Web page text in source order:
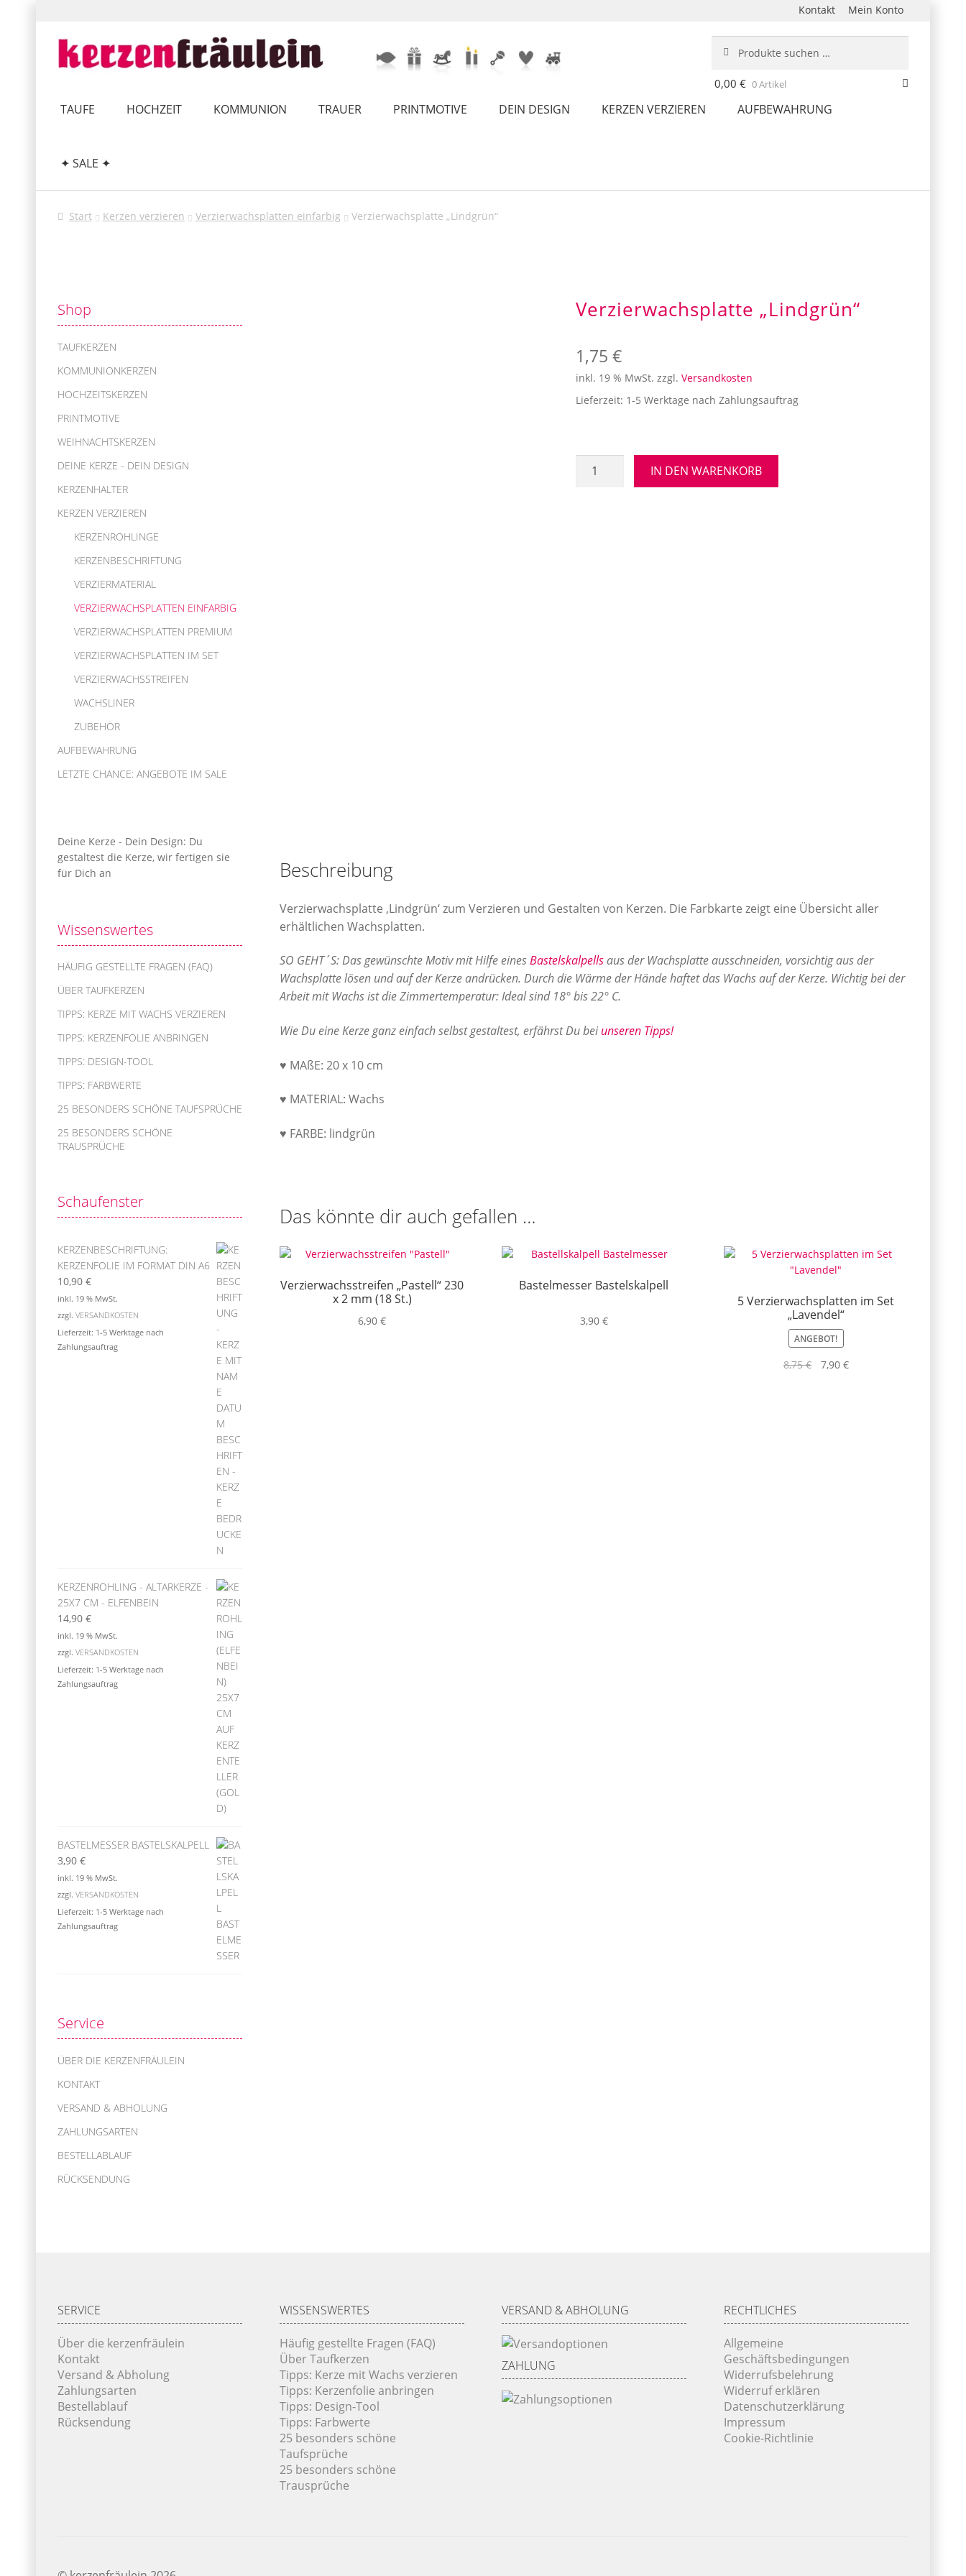
springen
springen
Kontakt Mein Konto
nach:
TAUFE HOCHZEIT KOMMUNION TRAUER PRINTMOTIVE DEIN DESIGN KERZEN VERZIEREN AUFBEWAHRUNG
✦ SALE ✦
0,00 € 0 Artikel
Start Kerzen verzieren Verzierwachsplatten einfarbig Verzierwachsplatte „Lindgrün“
Verzierwachsplatte „Lindgrün“
1,75 €
inkl. 19 % MwSt. zzgl. Versandkosten
Lieferzeit: 1-5 Werktage nach Zahlungsauftrag
VerzierwachsplatteIN DEN WARENKORB
Beschreibung
Verzierwachsplatte ‚Lindgrün‘ zum Verzieren und Gestalten von Kerzen. Die Farbkarte zeigt eine Übersicht aller
erhältlichen Wachsplatten.
SO GEHT´S: Das gewünschte Motiv mit Hilfe einesBastelskalpellsaus der Wachsplatte ausschneiden, vorsichtig aus der
Wachsplatte lösen und auf der Kerze andrücken. Durch die Wärme der Hände haftet das Wachs auf der Kerze. Wichtig bei der
Arbeit mit Wachs ist die Zimmertemperatur: Ideal sind 18° bis 22° C.
Wie Du eine Kerze ganz einfach selbst gestaltest, erfährst Du bei unseren Tipps!
♥ MAßE: 20 x 10 cm
♥ MATERIAL: Wachs
♥ FARBE: lindgrün
Das könnte dir auch gefallen …
Verzierwachsstreifen „Pastell“ 230
x 2 mm (18 St.)
6,90€
Bastelmesser Bastelskalpell
3,90 €
5 Verzierwachsplatten im Set
„Lavendel“
ANGEBOT!
8,75€
Ursprünglicher
7,90 €Aktueller
Shop
TAUFKERZEN
KOMMUNIONKERZEN
HOCHZEITSKERZEN
PRINTMOTIVE
WEIHNACHTSKERZEN
DEINE KERZE - DEIN DESIGN
KERZENHALTER
KERZEN VERZIEREN
KERZENROHLINGE
KERZENBESCHRIFTUNG
VERZIERMATERIAL
VERZIERWACHSPLATTEN EINFARBIG
VERZIERWACHSPLATTEN PREMIUM
VERZIERWACHSPLATTEN IM SET
VERZIERWACHSSTREIFEN
WACHSLINER
ZUBEHÖR
AUFBEWAHRUNG
LETZTE CHANCE: ANGEBOTE IM SALE
Deine Kerze - Dein Design: Du
gestaltest die Kerze, wir fertigen sie
für Dich an
Wissenswertes
HÄUFIG GESTELLTE FRAGEN (FAQ)
ÜBER TAUFKERZEN
TIPPS: KERZE MIT WACHS VERZIEREN
TIPPS: KERZENFOLIE ANBRINGEN
TIPPS: DESIGN-TOOL
TIPPS: FARBWERTE
25 BESONDERS SCHÖNE TAUFSPRÜCHE
25 BESONDERS SCHÖNE
TRAUSPRÜCHE
Schaufenster
KERZENBESCHRIFTUNG:
KERZENFOLIE IM FORMAT DIN A6
10,90 €
inkl. 19 % MwSt.
zzgl. VERSANDKOSTEN
Lieferzeit: 1-5 Werktage nach
Zahlungsauftrag
KERZENROHLING - ALTARKERZE -
25X7 CM - ELFENBEIN
14,90 €
inkl. 19 % MwSt.
zzgl. VERSANDKOSTEN
Lieferzeit: 1-5 Werktage nach
Zahlungsauftrag
BASTELMESSER BASTELSKALPELL
3,90 €
inkl. 19 % MwSt.
zzgl. VERSANDKOSTEN
Lieferzeit: 1-5 Werktage nach
Zahlungsauftrag
Service
ÜBER DIE KERZENFRÄULEIN
KONTAKT
VERSAND & ABHOLUNG
ZAHLUNGSARTEN
BESTELLABLAUF
RÜCKSENDUNG
SERVICE
Über die kerzenfräulein
Kontakt
Versand & Abholung
Zahlungsarten
Bestellablauf
Rücksendung
WISSENSWERTES
Häufig gestellte Fragen (FAQ)
Über Taufkerzen
Tipps: Kerze mit Wachs verzieren
Tipps: Kerzenfolie anbringen
Tipps: Design-Tool
Tipps: Farbwerte
25 besonders schöne
Taufsprüche
25 besonders schöne
Trausprüche
VERSAND & ABHOLUNG
ZAHLUNG
RECHTLICHES
Allgemeine
Geschäftsbedingungen
Widerrufsbelehrung
Widerruf erklären
Datenschutzerklärung
Impressum
Cookie-Richtlinie